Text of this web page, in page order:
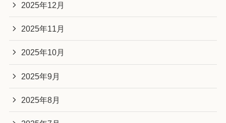
2025年12月
2025年11月
2025年10月
2025年9月
2025年8月